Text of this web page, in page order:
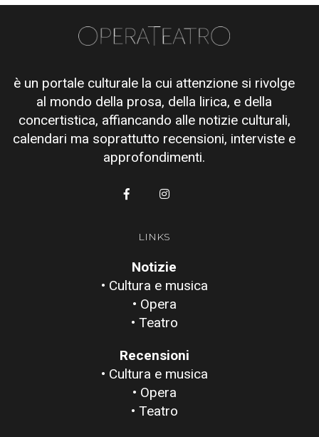
è un portale culturale la cui attenzione si rivolge
al mondo della prosa, della lirica, e della
concertistica, affiancando alle notizie culturali,
calendari ma soprattutto recensioni, interviste e
approfondimenti.
LINKS
Notizie
• Cultura e musica
• Opera
• Teatro
Recensioni
• Cultura e musica
• Opera
• Teatro